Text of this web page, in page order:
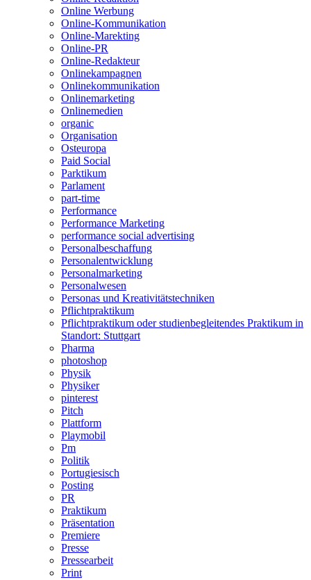
Online Werbung
Online-Kommunikation
Online-Marekting
Online-PR
Online-Redakteur
Onlinekampagnen
Onlinekommunikation
Onlinemarketing
Onlinemedien
organic
Organisation
Osteuropa
Paid Social
Parktikum
Parlament
part-time
Performance
Performance Marketing
performance social advertising
Personalbeschaffung
Personalentwicklung
Personalmarketing
Personalwesen
Personas und Kreativitätstechniken
Pflichtpraktikum
Pflichtpraktikum oder studienbegleitendes Praktikum in
Standort: Stuttgart
Pharma
photoshop
Physik
Physiker
pinterest
Pitch
Plattform
Playmobil
Pm
Politik
Portugiesisch
Posting
PR
Praktikum
Präsentation
Premiere
Presse
Pressearbeit
Print